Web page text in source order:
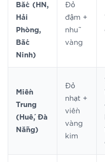
Bắc (HN,
Hải
Phòng,
Bắc
Ninh)
Đỏ
đậm +
nhũ
vàng
Miền
Trung
(Huế, Đà
Nẵng)
Đỏ
nhạt +
viền
vàng
kim